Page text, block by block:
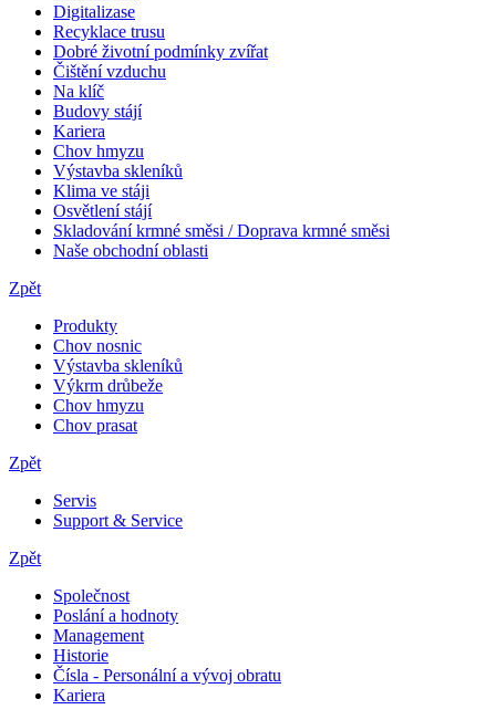
Digitalizase
Recyklace trusu
Dobré životní podmínky zvířat
Čištění vzduchu
Na klíč
Budovy stájí
Kariera
Chov hmyzu
Výstavba skleníků
Klima ve stáji
Osvětlení stájí
Skladování krmné směsi / Doprava krmné směsi
Naše obchodní oblasti
Zpět
Produkty
Chov nosnic
Výstavba skleníků
Výkrm drůbeže
Chov hmyzu
Chov prasat
Zpět
Servis
Support & Service
Zpět
Společnost
Poslání a hodnoty
Management
Historie
Čísla - Personální a vývoj obratu
Kariera